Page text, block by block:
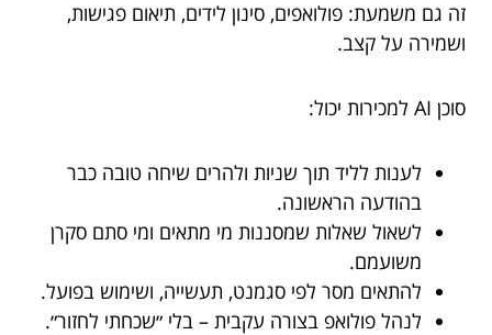
זה גם משמעת: פולואפים, סינון לידים, תיאום פגישות,
ושמירה על קצב.
סוכן AI למכירות יכול:
לענות לליד תוך שניות ולהרים שיחה טובה כבר
בהודעה הראשונה.
לשאול שאלות שמסננות מי מתאים ומי סתם סקרן
משועמם.
להתאים מסר לפי סגמנט, תעשייה, ושימוש בפועל.
לנהל פולואפ בצורה עקבית – בלי ״שכחתי לחזור״.